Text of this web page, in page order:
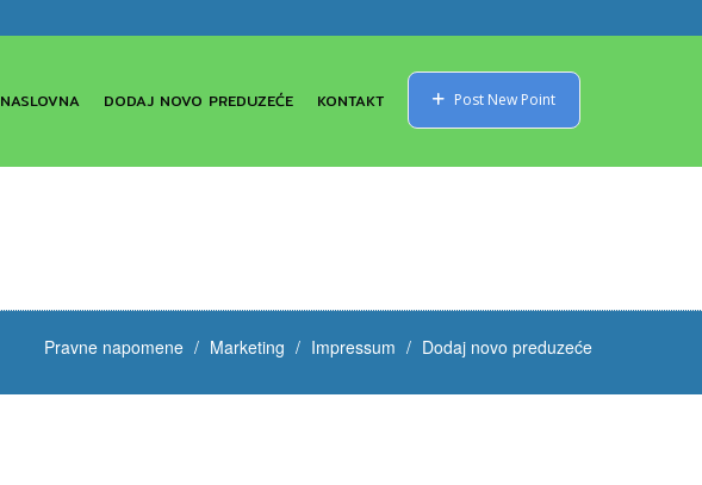
NASLOVNA DODAJ NOVO PREDUZEĆE KONTAKT Post New Point
Pravne napomene Marketing Impressum Dodaj novo preduzeće